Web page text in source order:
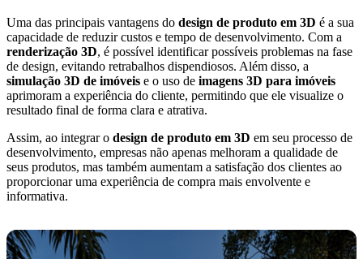
Uma das principais vantagens do design de produto em 3D é a sua
capacidade de reduzir custos e tempo de desenvolvimento. Com a
renderização 3D, é possível identificar possíveis problemas na fase
de design, evitando retrabalhos dispendiosos. Além disso, a
simulação 3D de imóveis e o uso de imagens 3D para imóveis
aprimoram a experiência do cliente, permitindo que ele visualize o
resultado final de forma clara e atrativa.
Assim, ao integrar o design de produto em 3D em seu processo de
desenvolvimento, empresas não apenas melhoram a qualidade de
seus produtos, mas também aumentam a satisfação dos clientes ao
proporcionar uma experiência de compra mais envolvente e
informativa.